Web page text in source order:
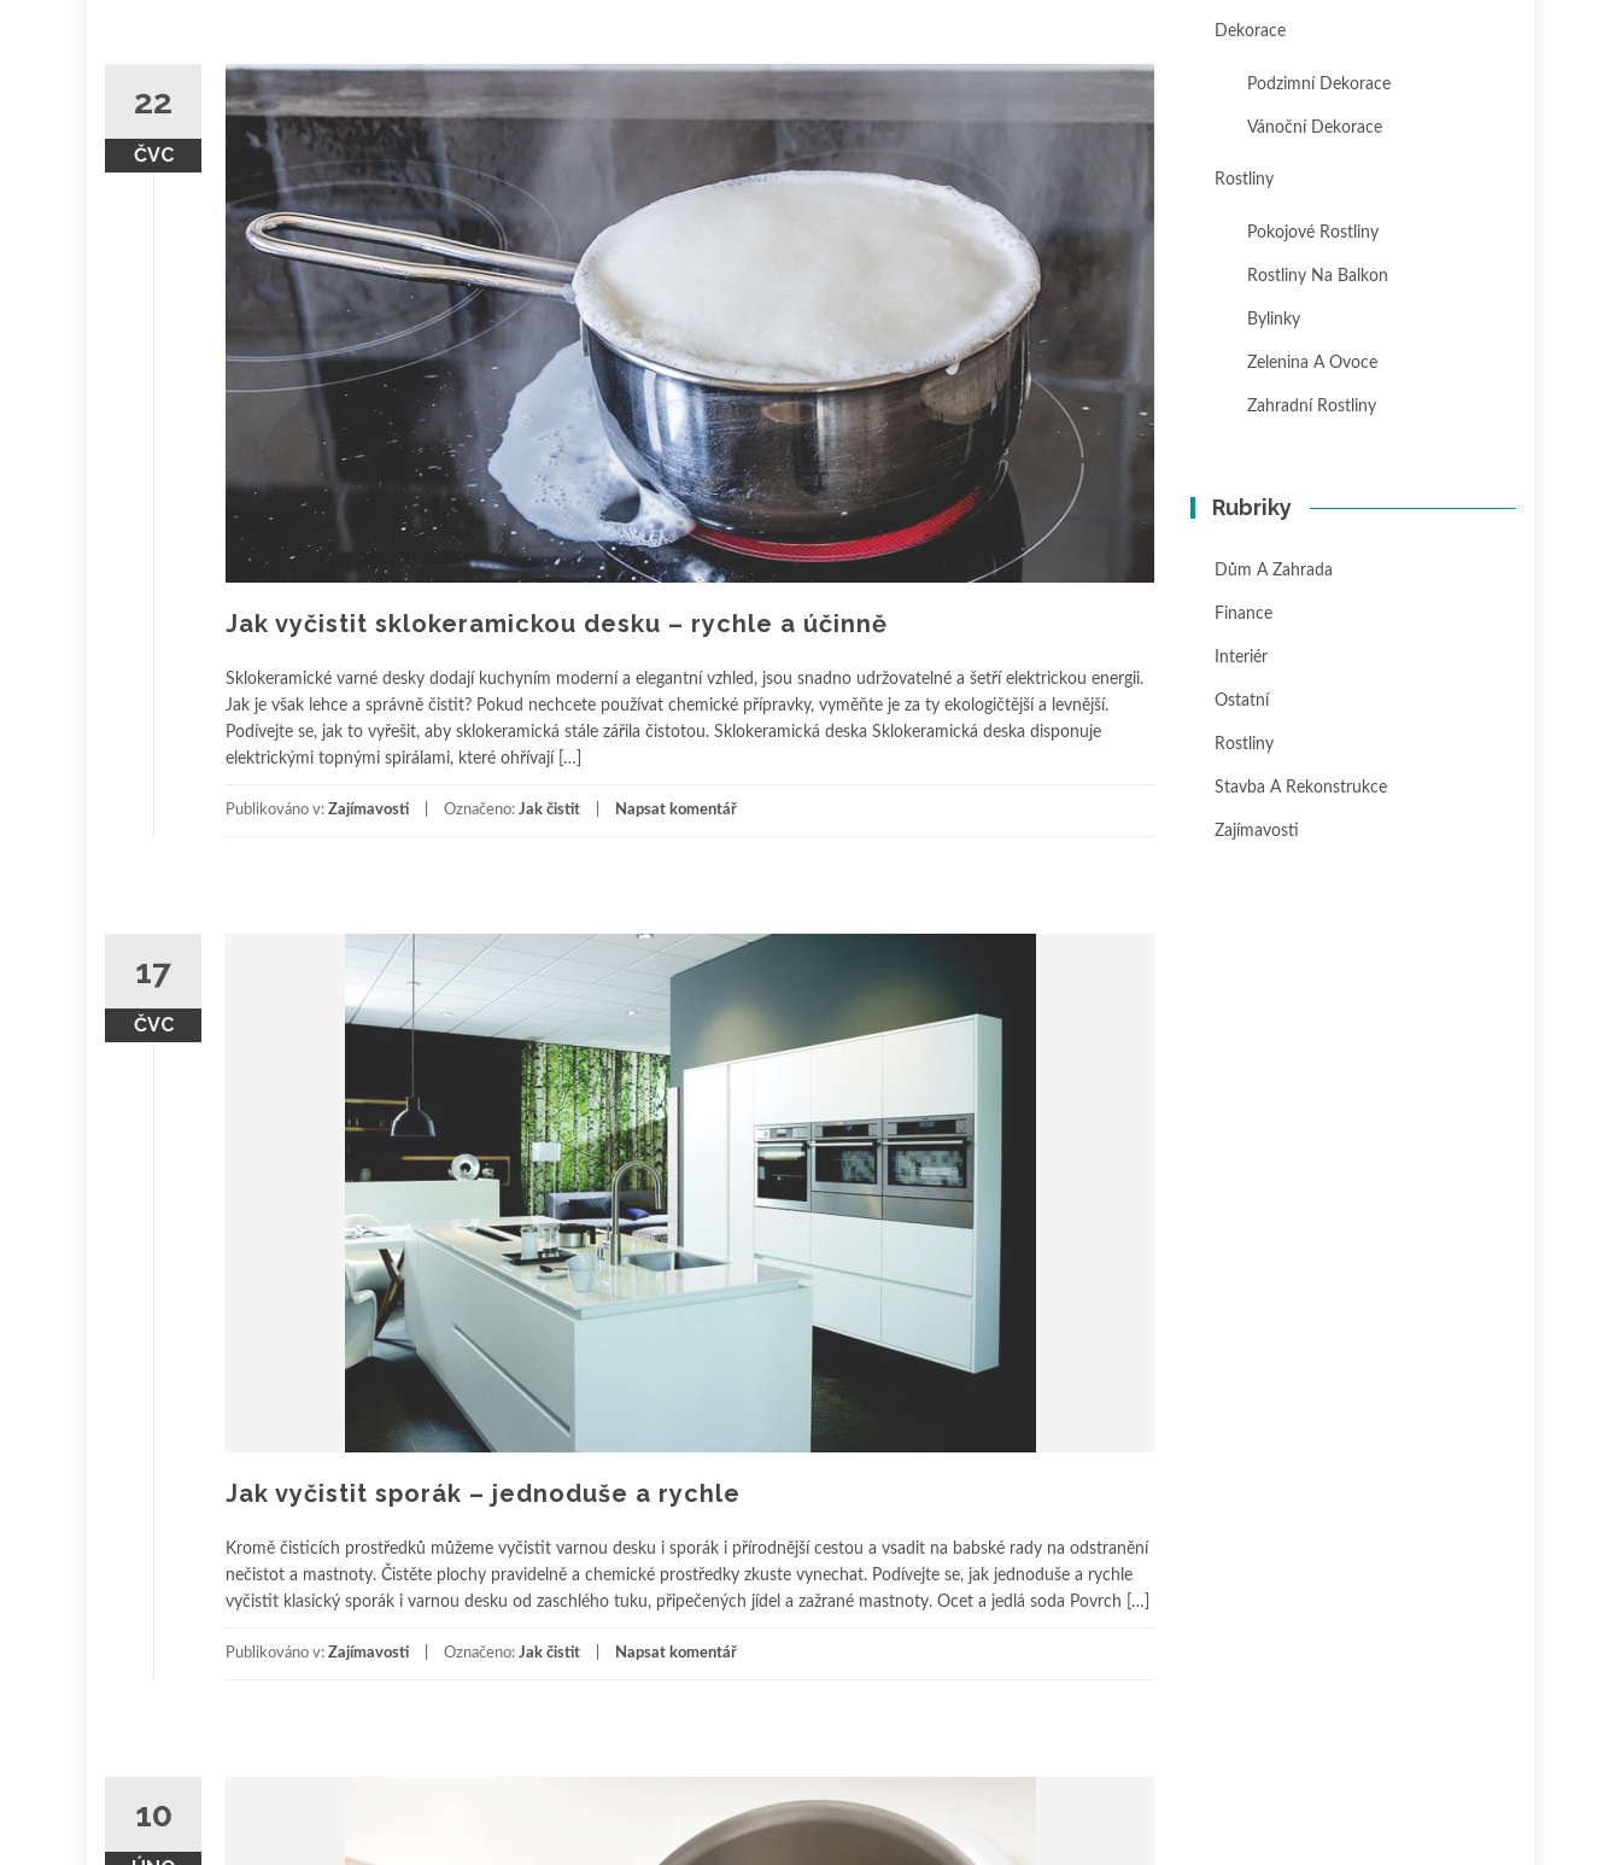
22
ČVC
Jak vyčistit sklokeramickou desku – rychle a účinně
Sklokeramické varné desky dodají kuchyním moderní a elegantní vzhled, jsou snadno udržovatelné a šetří elektrickou energii.
Jak je však lehce a správně čistit? Pokud nechcete používat chemické přípravky, vyměňte je za ty ekologičtější a levnější.
Podívejte se, jak to vyřešit, aby sklokeramická stále zářila čistotou. Sklokeramická deska Sklokeramická deska disponuje
elektrickými topnými spirálami, které ohřívají […]
Publikováno v: Zajímavosti Označeno: Jak čistit Napsat komentář
17
ČVC
Jak vyčistit sporák – jednoduše a rychle
Kromě čisticích prostředků můžeme vyčistit varnou desku i sporák i přírodnější cestou a vsadit na babské rady na odstranění
nečistot a mastnoty. Čistěte plochy pravidelně a chemické prostředky zkuste vynechat. Podívejte se, jak jednoduše a rychle
vyčistit klasický sporák i varnou desku od zaschlého tuku, připečených jídel a zažrané mastnoty. Ocet a jedlá soda Povrch […]
Publikováno v: Zajímavosti Označeno: Jak čistit Napsat komentář
10
Dekorace
Podzimní Dekorace
Vánoční Dekorace
Rostliny
Pokojové Rostliny
Rostliny Na Balkon
Bylinky
Zelenina A Ovoce
Zahradní Rostliny
Rubriky
Dům A Zahrada
Finance
Interiér
Ostatní
Rostliny
Stavba A Rekonstrukce
Zajímavosti